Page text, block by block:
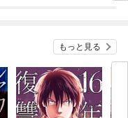
もっと見る